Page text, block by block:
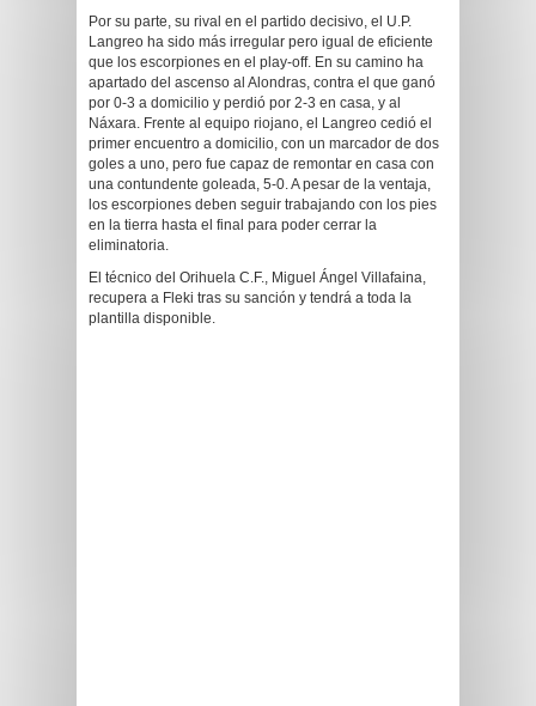
Por su parte, su rival en el partido decisivo, el U.P.
Langreo ha sido más irregular pero igual de eficiente
que los escorpiones en el play-off. En su camino ha
apartado del ascenso al Alondras, contra el que ganó
por 0-3 a domicilio y perdió por 2-3 en casa, y al
Náxara. Frente al equipo riojano, el Langreo cedió el
primer encuentro a domicilio, con un marcador de dos
goles a uno, pero fue capaz de remontar en casa con
una contundente goleada, 5-0. A pesar de la ventaja,
los escorpiones deben seguir trabajando con los pies
en la tierra hasta el final para poder cerrar la
eliminatoria.
El técnico del Orihuela C.F., Miguel Ángel Villafaina,
recupera a Fleki tras su sanción y tendrá a toda la
plantilla disponible.